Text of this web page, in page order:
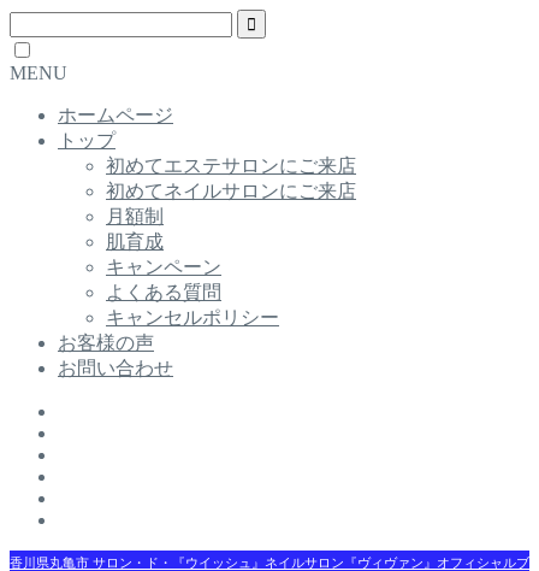
MENU
ホームページ
トップ
初めてエステサロンにご来店
初めてネイルサロンにご来店
月額制
肌育成
キャンペーン
よくある質問
キャンセルポリシー
お客様の声
お問い合わせ
香川県丸亀市 サロン・ド・『ウイッシュ』ネイルサロン『ヴィヴァン』オフィシャルブ